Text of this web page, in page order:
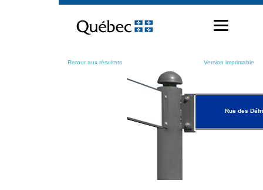
contenu
Retour aux résultats Version imprimable
Rue des